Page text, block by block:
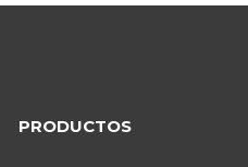
PRODUCTOS